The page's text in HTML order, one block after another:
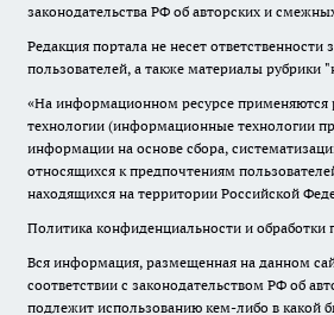
законодательства РФ об авторских и
Редакция портала не несет ответственности
пользователей, а также материалы рубрики
«На информационном ресурсе применяются
технологии (информационные технологии
информации на основе сбора,
относящихся к предпочтениям
находящихся на территории Российской
Политика конфиденциальности и обработки
Вся информация, размещенная на данном
соответствии с законодательством РФ об
подлежит использованию кем-либо в какой